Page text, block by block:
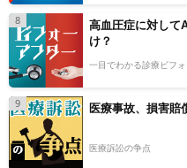
8
高血圧症に対して
け？
一目でわかる診療ビフ
9 医療事故、損害賠
医療訴訟の争点